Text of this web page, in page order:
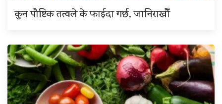
कुन पौष्टिक तत्वले के फाईदा गर्छ, जानिराखौँ